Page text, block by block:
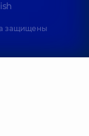
защищены